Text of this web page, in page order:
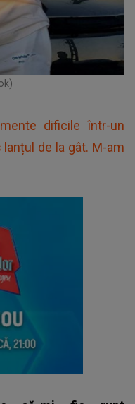
dificile într-un
de la gât. M-am